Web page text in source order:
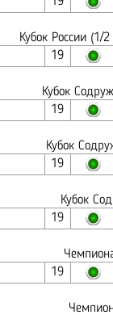
Кубок России
19
Кубок
19
Кубок
19
Кубок
19
19